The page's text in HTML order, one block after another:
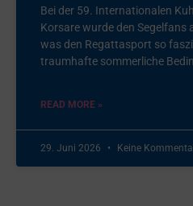
Bei der 59. Internationalen
Korsare wurde den Segelfans
was den Regattasport so
traumhafte sommerliche
READ MORE »
29. Juni 2026 Keine